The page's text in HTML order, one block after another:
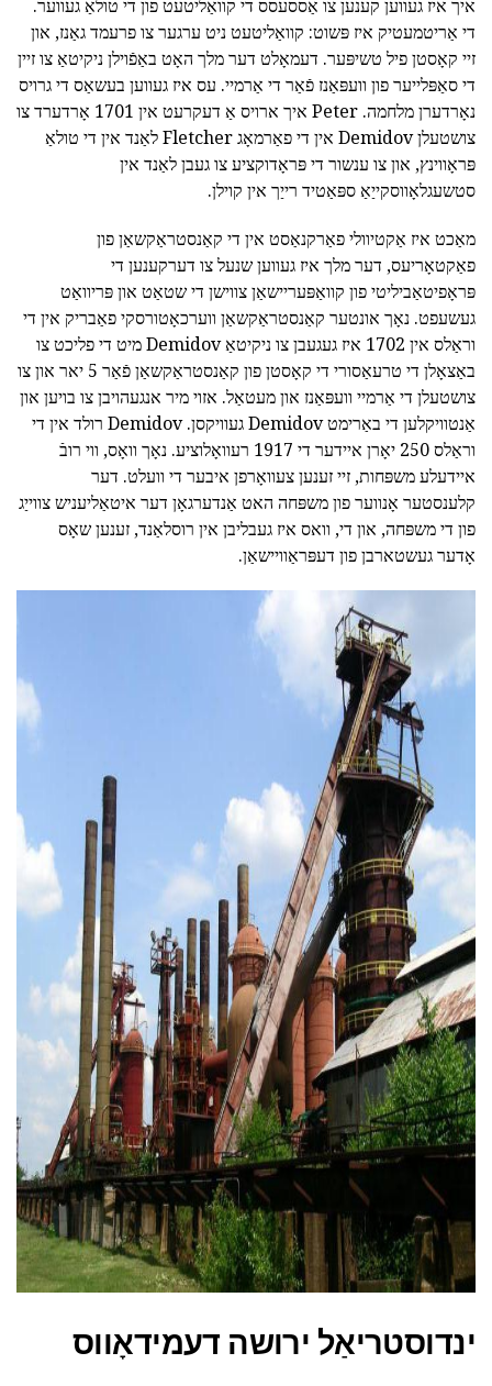
איך איז געווען קענען צו אַססעסס די קוואַליטעט פון די טולאַ געווער.
די אַריטמעטיק איז פּשוט: קוואַליטעט ניט ערגער צו פרעמד גאַנז, און
זיי קאָסטן פיל טשיפּער. דעמאָלט דער מלך האָט באַפֿוילן ניקיטאַ צו זיין
די סאַפּלייער פון וועפּאַנז פֿאַר די אַרמיי. עס איז געווען בעשאַס די גרויס
נאָרדערן מלחמה. Peter איך ארויס אַ דעקרעט אין 1701 אָרדערד צו
צושטעלן Demidov אין די פאַרמאָג Fletcher לאַנד אין די טולאַ
פּראָווינץ, און צו ענשור די פּראָדוקציע צו געבן לאַנד אין
סטשעגלאָווסקייַאַ ספּאַטיד רייַך אין קוילן.
מאַכט איז אַקטיוולי פאַרקנאַסט אין די קאַנסטראַקשאַן פון
פאַקטאָריעס, דער מלך איז געווען שנעל צו דערקענען די
פּראָפיטאַביליטי פון קוואַפּעריישאַן צווישן די שטאַט און פּריוואַט
געשעפט. נאָך אונטער קאַנסטראַקשאַן ווערכאָטורסקי פאַבריק אין די
וראַלס אין 1702 איז געגעבן צו ניקיטאַ Demidov מיט די פליכט צו
באַצאָלן די טרעאַסורי די קאָסטן פון קאַנסטראַקשאַן פֿאַר 5 יאר און צו
צושטעלן די אַרמיי וועפּאַנז און מעטאַל. אזוי מיר אנגעהויבן צו בויען און
אַנטוויקלען די באַרימט Demidov געוויקסן. Demidov רולד אין די
וראַלס 250 יאָרן איידער די 1917 רעוואָלוציע. נאָך וואָס, ווי רובֿ
איידעלע משפּחות, זיי זענען צעוואָרפן איבער די וועלט. דער
קלענסטער אָנווער פון משפּחה האט אַנדערגאָן דער איטאַליעניש צווייַג
פון די משפּחה, און די, וואס איז געבליבן אין רוסלאַנד, זענען שאָס
אָדער געשטארבן פון דעפּראַוויישאַן.
ad
ינדוסטריאַל ירושה דעמידאָווס